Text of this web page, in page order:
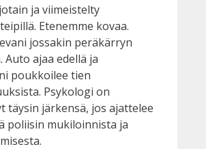
ja viimeistelty
Etenemme kovaa.
jossakin peräkärryn
Auto ajaa edellä ja
poukkoilee tien
Psykologi on
täysin järkensä, jos ajattelee
poliisin mukiloinnista ja